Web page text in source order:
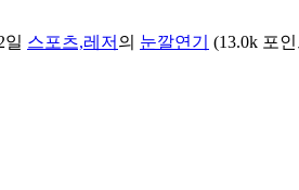
일 스포츠,레저 의 눈깔연기 (13.0k 포